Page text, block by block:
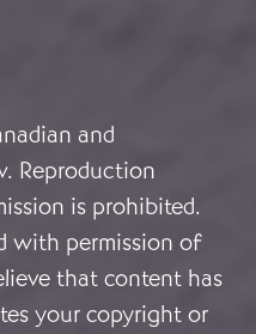
and
Reproduction
is prohibited.
with permission of
that content has
your copyright or